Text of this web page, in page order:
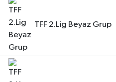
TFF 2.Lig Beyaz Grup